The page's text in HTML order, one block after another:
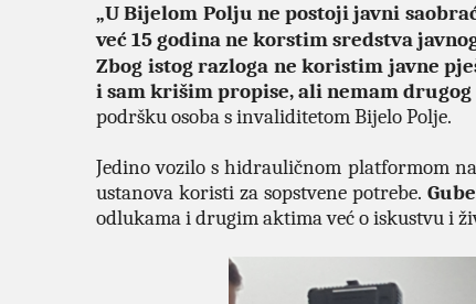
„U Bijelom Polju ne postoji javni
već 15 godina ne korstim sredstva
Zbog istog razloga ne koristim javne
i sam krišim propise, ali nemam drugog
podršku osoba s invaliditetom Bijelo Polje.
Jedino vozilo s hidrauličnom platformom
ustanova koristi za sopstvene potrebe.
odlukama i drugim aktima već o iskustvu i